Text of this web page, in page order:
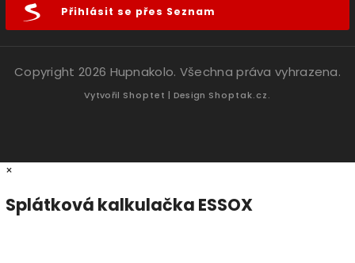
Přihlásit se přes Seznam
Copyright 2026 Hupnakolo. Všechna práva vyhrazena.
Vytvořil Shoptet | Design Shoptak.cz.
×
Splátková kalkulačka ESSOX